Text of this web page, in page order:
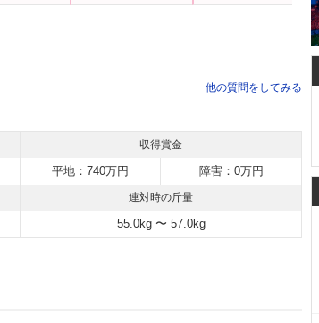
他の質問をしてみる
収得賞金
平地：740万円 障害：0万円
連対時の斤量
55.0kg 〜 57.0kg